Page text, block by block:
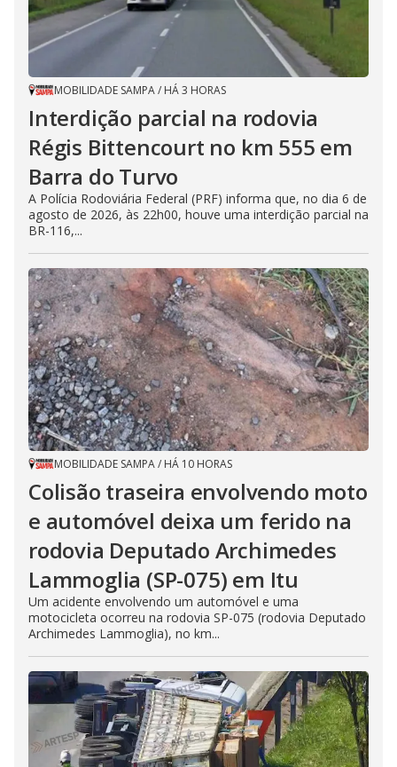
MOBILIDADE SAMPA/ HÁ 3 HORAS
Interdição parcial na rodovia
Régis Bittencourt no km 555 em
Barra do Turvo
A Polícia Rodoviária Federal (PRF) informa que, no dia 6 de
agosto de 2026, às 22h00, houve uma interdição parcial na
BR-116,...
MOBILIDADE SAMPA/ HÁ 10 HORAS
Colisão traseira envolvendo moto
e automóvel deixa um ferido na
rodovia Deputado Archimedes
Lammoglia (SP-075) em Itu
Um acidente envolvendo um automóvel e uma
motocicleta ocorreu na rodovia SP-075 (rodovia Deputado
Archimedes Lammoglia), no km...